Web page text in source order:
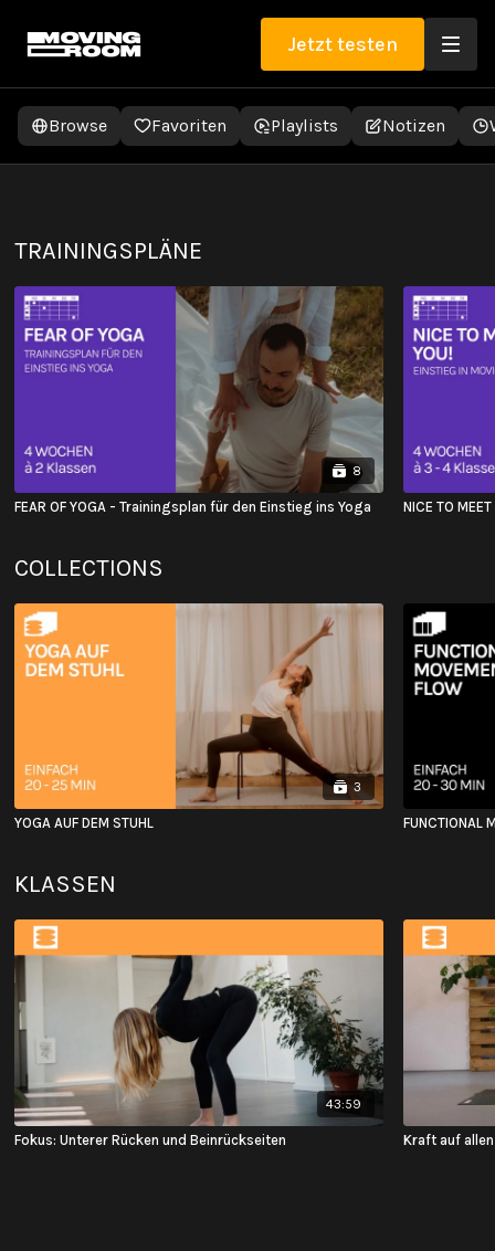
Jetzt testen
Browse Favoriten Playlists Notizen
TRAININGSPLÄNE
8
FEAR OF YOGA - Trainingsplan für den Einstieg ins Yoga NICE TO
COLLECTIONS
3
YOGA AUF DEM STUHL FUNCTIONAL
KLASSEN
43:59
Fokus: Unterer Rücken und Beinrückseiten Kraft auf